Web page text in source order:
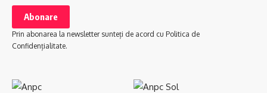
Prin abonarea la newsletter sunteți de acord cu Politica de
Confidențialitate.